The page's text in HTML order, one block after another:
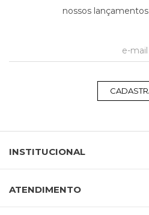
nossos
INSTITUCIONAL
ATENDIMENTO